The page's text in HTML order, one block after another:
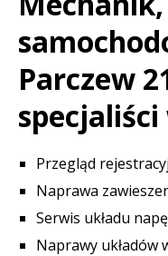
Parczew
specjaliści
Przegląd
Naprawa
Serwis układu
Naprawy układów